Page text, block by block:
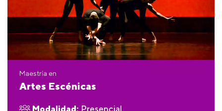
Maestría en
Artes Escénicas
Modalidad: Presencial